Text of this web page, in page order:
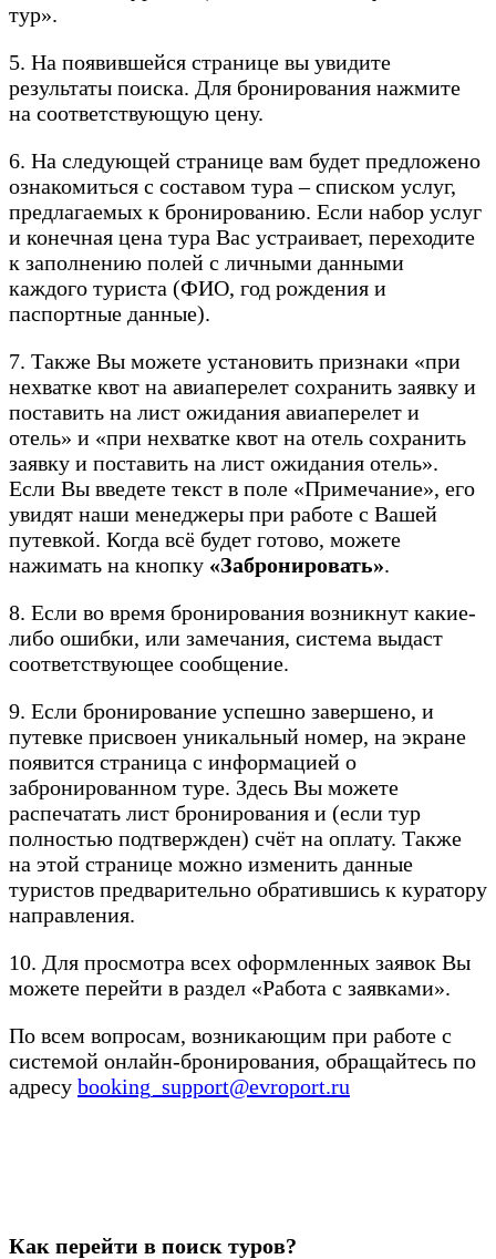
тур».
5. На появившейся странице вы увидите
результаты поиска. Для бронирования нажмите
на соответствующую цену.
6. На следующей странице вам будет предложено
ознакомиться с составом тура – списком услуг,
предлагаемых к бронированию. Если набор услуг
и конечная цена тура Вас устраивает, переходите
к заполнению полей с личными данными
каждого туриста (ФИО, год рождения и
паспортные данные).
7. Также Вы можете установить признаки «при
нехватке квот на авиаперелет сохранить заявку и
поставить на лист ожидания авиаперелет и
отель» и «при нехватке квот на отель сохранить
заявку и поставить на лист ожидания отель».
Если Вы введете текст в поле «Примечание», его
увидят наши менеджеры при работе с Вашей
путевкой. Когда всё будет готово, можете
нажимать на кнопку «Забронировать».
8. Если во время бронирования возникнут какие-
либо ошибки, или замечания, система выдаст
соответствующее сообщение.
9. Если бронирование успешно завершено, и
путевке присвоен уникальный номер, на экране
появится страница с информацией о
забронированном туре. Здесь Вы можете
распечатать лист бронирования и (если тур
полностью подтвержден) счёт на оплату. Также
на этой странице можно изменить данные
туристов предварительно обратившись к куратору
направления.
10. Для просмотра всех оформленных заявок Вы
можете перейти в раздел «Работа с заявками».
По всем вопросам, возникающим при работе с
системой онлайн-бронирования, обращайтесь по
адресу booking_support@evroport.ru
Как перейти в поиск туров?